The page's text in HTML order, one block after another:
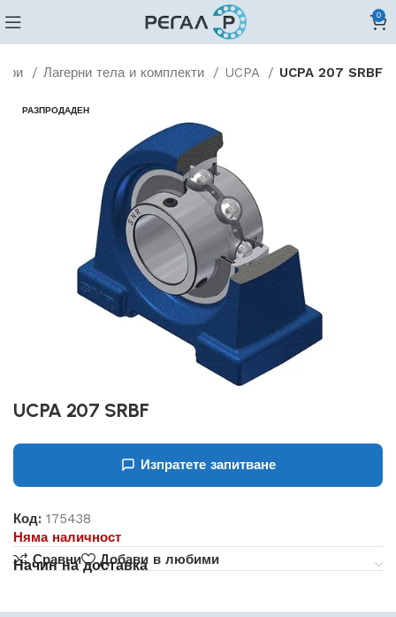
0
Лагерни тела и комплекти UCPA UCPA 207 SRBF
РАЗПРОДАДЕН
UCPA 207 SRBF
Изпратете запитване
Код:175438
Няма наличност
Сравни
Добави в любими
Начин на доставка